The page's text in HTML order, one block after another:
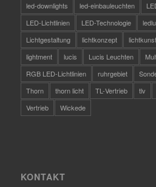
led-downlights
led-einbauleuchten
LED-Lichtlinien
LED-Technologie
Lichtgestaltung
lichtkonzept lichtkunst
lightment
lucis Lucis Leuchten
RGB LED-Lichtlinien
ruhrgebiet
Thorn
thorn licht TL-Vertrieb tlv
Vertrieb
Wickede
KONTAKT